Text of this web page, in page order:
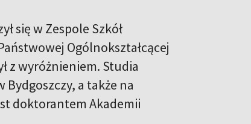
się w Zespole Szkół
Ogólnokształcącej
z wyróżnieniem. Studia
a także na
doktorantem Akademii